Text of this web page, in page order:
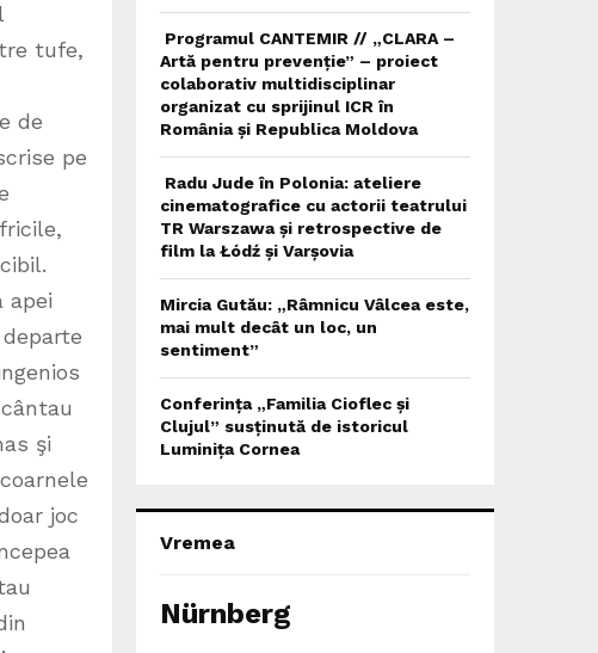
tufe,
de
pe
apei
şi
joc
Programul CANTEMIR // „CLARA –
Artă pentru prevenție” – proiect
colaborativ multidisciplinar
organizat cu sprijinul ICR în
România și Republica Moldova
Radu Jude în Polonia: ateliere
cinematografice cu actorii teatrului
TR Warszawa și retrospective de
film la Łódź și Varșovia
Mircia Gutău: „Râmnicu Vâlcea este,
mai mult decât un loc, un
sentiment”
Conferința „Familia Cioflec și
Clujul” susținută de istoricul
Luminița Cornea
Vremea
Nürnberg